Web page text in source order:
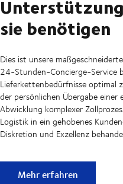
sie benötigen
Dies ist unsere
24-Stunden-Concierge-Service
Lieferkettenbedürfnisse optimal
der persönlichen Übergabe
Abwicklung komplexer
Logistik in ein gehobenes
Diskretion und Exzellenz
La Conciergerie –
Mehr erfahren